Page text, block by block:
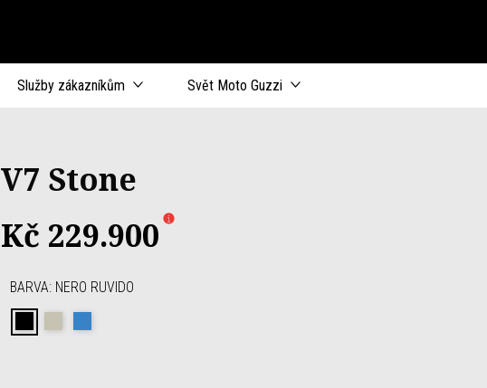
Služby zákazníkům Svět Moto Guzzi
V7 Stone
Kč 229.900
BARVA: NERO RUVIDO